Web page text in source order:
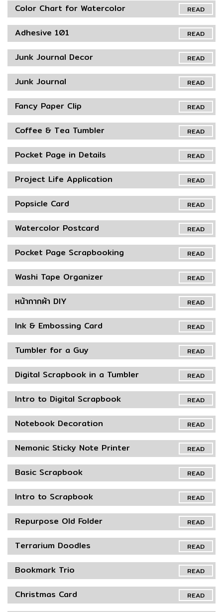
READ
Color Chart for Watercolor
READ
Adhesive 101
READ
Junk Journal Decor
READ
Junk Journal
READ
Fancy Paper Clip
READ
Coffee & Tea Tumbler
READ
Pocket Page in Details
READ
Project Life Application
READ
Popsicle Card
READ
Watercolor Postcard
READ
Pocket Page Scrapbooking
READ
Washi Tape Organizer
READ
หน้ากากผ้า DIY
READ
Ink & Embossing Card
READ
Tumbler for a Guy
READ
Digital Scrapbook in a Tumbler
READ
Intro to Digital Scrapbook
READ
Notebook Decoration
READ
Nemonic Sticky Note Printer
READ
Basic Scrapbook
READ
Intro to Scrapbook
READ
Repurpose Old Folder
READ
Terrarium Doodles
READ
Bookmark Trio
READ
Christmas Card